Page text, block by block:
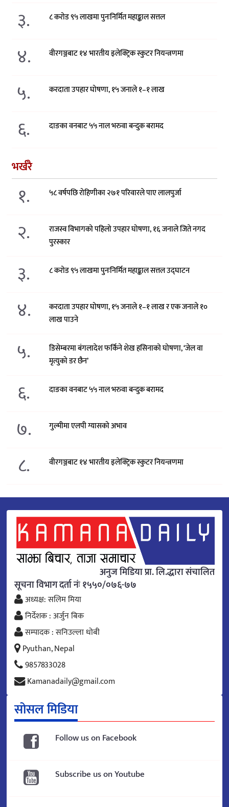
३. ८ करोड ९५ लाखमा पुनःनिर्मित महाङ्काल सत्तल
४. वीरगञ्जबाट १४ भारतीय इलेक्ट्रिक स्कुटर नियन्त्रणमा
५. करदाता उपहार घोषणा, १५ जनाले १–१ लाख
६. दाङका वनबाट ५५ नाल भरुवा बन्दुक बरामद
भर्खरै
१. ५८ वर्षपछि रोहिणीका २७१ परिवारले पाए लालपुर्जा
२.
राजस्व विभागको पहिलो उपहार घोषणा, १६ जनाले जिते नगद
पुरस्कार
३. ८ करोड ९५ लाखमा पुनःनिर्मित महाङ्काल सत्तल उद्घाटन
४.
करदाता उपहार घोषणा, १५ जनाले १–१ लाख र एक जनाले १०
लाख पाउने
५.
डिसेम्बरमा बंगलादेश फर्किने शेख हसिनाको घोषणा, ‘जेल वा
मृत्युको डर छैन’
६. दाङका वनबाट ५५ नाल भरुवा बन्दुक बरामद
७. गुल्मीमा एलपी ग्यासको अभाव
८. वीरगञ्जबाट १४ भारतीय इलेक्ट्रिक स्कुटर नियन्त्रणमा
अनुज मिडिया प्रा. लि.द्धारा संचालित
सूचना विभाग दर्ता नंः १५५०/०७६-७७
अध्यक्ष: सलिम मिया
निर्देशक : अर्जुन बिक
सम्पादक : सनिउल्ला धोबी
Pyuthan, Nepal
9857833028
Kamanadaily@gmail.com
सोसल मिडिया
Follow us on Facebook
Subscribe us on Youtube